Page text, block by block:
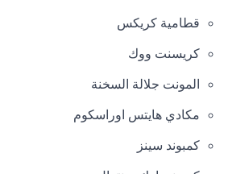
قطامية كريكس
كريسنت ووك
المونت جلالة السخنة
مكادي هايتس اوراسكوم
كمبوند سينز